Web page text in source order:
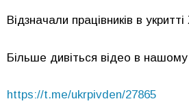
Відзначали працівників в
Більше дивіться відео в
https://t.me/ukrpivden/27865